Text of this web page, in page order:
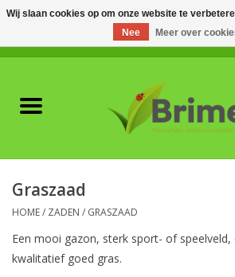
Plagen & Ziekten
Wildwering
Graszaad
HOME/ ZADEN / GRASZAAD
Een mooi gazon, sterk sport- of
kwalitatief goed gras.
Wij slaan cookies op om onze website te
Nee
Meer over